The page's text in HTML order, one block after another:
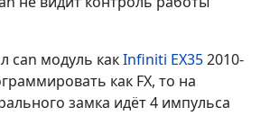
can модуль какInfiniti EX352010-
как FX, то на
замка идёт 4 импульса